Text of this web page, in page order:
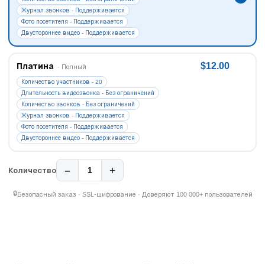
Журнал звонков - Поддерживается
Фото посетителя - Поддерживается
Двустороннее видео - Поддерживается
Платина · Полный $12.00
Количество участников - 20
Длительность видеозвонка - Без ограничений
Количество звонков - Без ограничений
Журнал звонков - Поддерживается
Фото посетителя - Поддерживается
Двустороннее видео - Поддерживается
Количество − 1 +
🔒Безопасный заказ · SSL-шифрование · Доверяют 100 000+ пользователей